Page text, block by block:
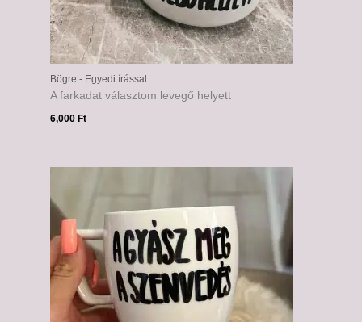
Bögre - Egyedi írással
A farkadat választom levegő helyett
6,000 Ft